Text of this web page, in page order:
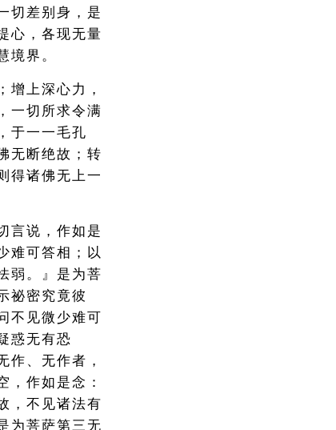
切差别身，是
心，各现无量
境界。
增上深心力，
一切所求令满
于一一毛孔
无断绝故；转
得诸佛无上一
言说，作如是
难可答相；以
弱。』是为菩
祕密究竟彼
不见微少难可
惑无有恐
作、无作者，
，作如是念：
，不见诸法有
为菩萨第三无